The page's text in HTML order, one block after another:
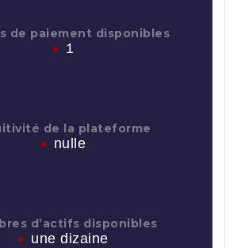
de paiement disponibles
1
de la plateforme
nulle
d’actifs disponibles
une dizaine